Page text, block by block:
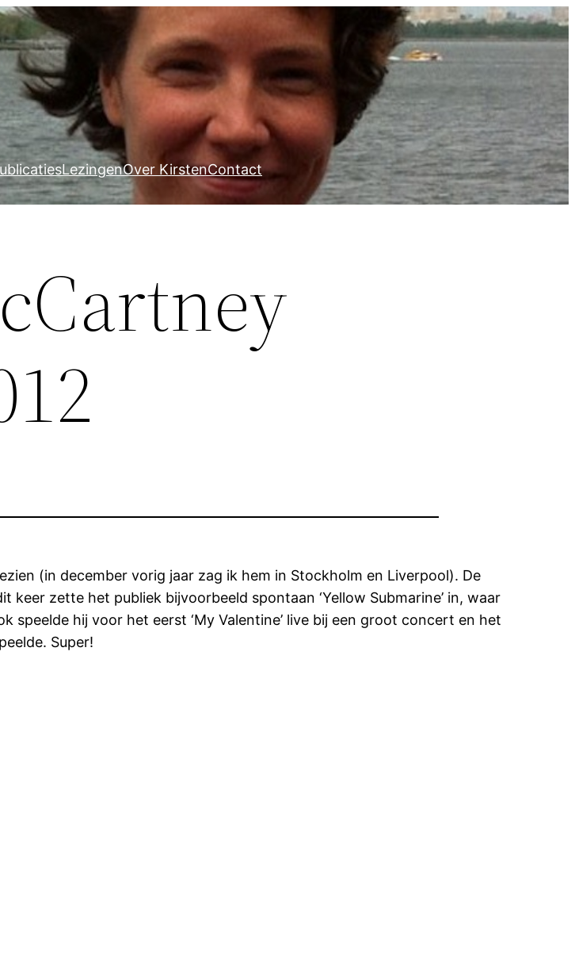
LezingenOver KirstenContact
(in december vorig jaar zag ik hem in Stockholm en Liverpool). De
zette het publiek bijvoorbeeld spontaan ‘Yellow Submarine’ in, waar
speelde hij voor het eerst ‘My Valentine’ live bij een groot concert en het
Super!